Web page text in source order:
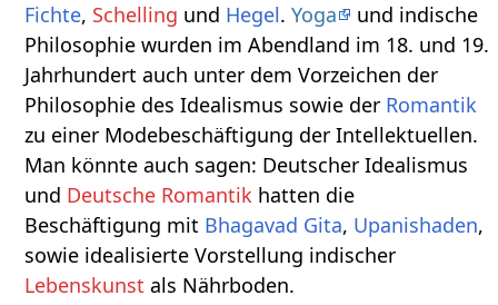
Fichte, Schelling und Hegel.Yoga
und indische
Philosophie wurden im Abendland im 18. und 19.
Jahrhundert auch unter dem Vorzeichen der
Philosophie des Idealismus sowie der Romantik
zu einer Modebeschäftigung der Intellektuellen.
Man könnte auch sagen: Deutscher Idealismus
und Deutsche Romantik hatten die
Beschäftigung mit Bhagavad Gita, Upanishaden,
sowie idealisierte Vorstellung indischer
Lebenskunst als Nährboden.